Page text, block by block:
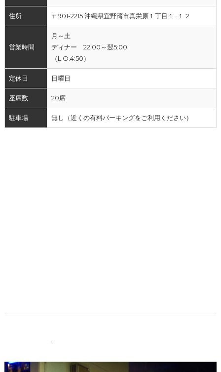
住所 〒901-2215 沖縄県宜野湾市真栄原１丁目１−１２
営業時間
月～土
ディナー 22:00～翌5:00
（L.O.4:50）
定休日 日曜日
座席数 20席
駐車場 無し（近くの有料パーキングをご利用ください）